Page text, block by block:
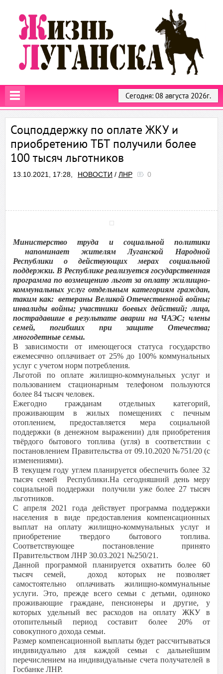
Сегодня: 08 августа 2026г.
Соцподдержку по оплате ЖКУ и
приобретению ТБТ получили более
100 тысяч льготников
13.10.2021, 17:28, НОВОСТИ / ЛНР 0
Министерство труда и социальной политики
напоминает жителям Луганской Народной
Республики о действующих мерах социальной
поддержки. В Республике реализуется государственная
программа по возмещению льгот за оплату жилищно-
коммунальных услуг отдельным категориям граждан,
таким как: ветераны Великой Отечественной войны;
инвалиды войны; участники боевых действий; лица,
пострадавшие в результате аварии на ЧАЭС; члены
семей, погибших при защите Отечества;
многодетные семьи.
В зависимости от имеющегося статуса государство
ежемесячно оплачивает от 25% до 100% коммунальных
услуг с учетом норм потребления.
Льготой по оплате жилищно-коммунальных услуг и
пользованием стационарным телефоном пользуются
более 84 тысяч человек.
Ежегодно гражданам отдельных категорий,
проживающим в жилых помещениях с печным
отоплением, предоставляется мера социальной
поддержки (в денежном выражении) для приобретения
твёрдого бытового топлива (угля) в соответствии с
постановлением Правительства от 09.10.2020 №751/20 (с
изменениями).
В текущем году углем планируется обеспечить более 32
тысяч семей Республики.На сегодняшний день меру
социальной поддержки получили уже более 27 тысяч
льготников.
С апреля 2021 года действует программа поддержки
населения в виде предоставления компенсационных
выплат на оплату жилищно-коммунальных услуг и
приобретение твердого бытового топлива.
Соответствующее постановление принято
Правительством ЛНР 30.03.2021 №250/21.
Данной программой планируется охватить более 60
тысяч семей, доход которых не позволяет
самостоятельно оплачивать жилищно-коммунальные
услуги. Это, прежде всего семьи с детьми, одиноко
проживающие граждане, пенсионеры и другие, у
которых удельный вес расходов на оплату ЖКУ в
отопительный период составит более 20% от
совокупного дохода семьи.
Размер компенсационной выплаты будет рассчитываться
индивидуально для каждой семьи с дальнейшим
перечислением на индивидуальные счета получателей в
Госбанке ЛНР.